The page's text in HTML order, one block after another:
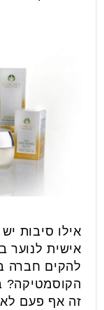
אילו סיבות
אישית לנוער
להקים חברה
זה אף פעם